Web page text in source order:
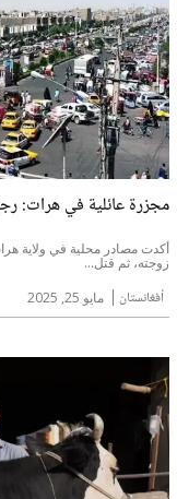
مجزرة عائلية في هرات:
أفغانستان مايو 25, 2025
أكدت مصادر محلية في ولاية
زوجته، ثم قتل...